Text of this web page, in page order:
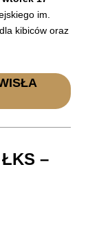
im.
kibiców oraz
–